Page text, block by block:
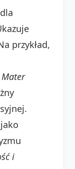
przykład,
i